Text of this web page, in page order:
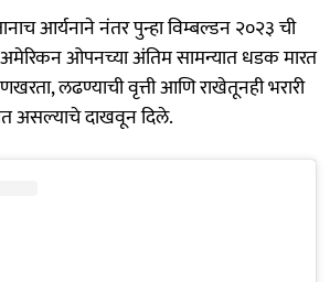
आर्यनाने नंतर पुन्हा विम्बल्डन २०२३ ची
ओपनच्या अंतिम सामन्यात धडक मारत
लढण्याची वृत्ती आणि राखेतूनही भरारी
असल्याचे दाखवून दिले.